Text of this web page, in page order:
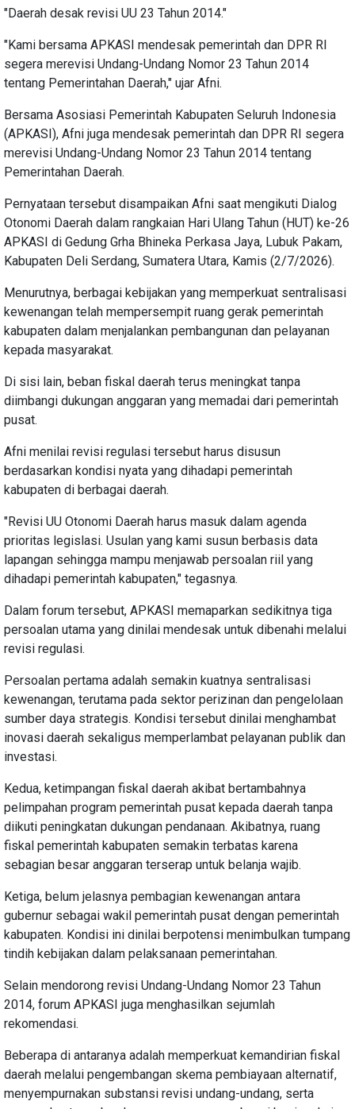
"Daerah desak revisi UU 23 Tahun 2014."
"Kami bersama APKASI mendesak pemerintah dan DPR RI
segera merevisi Undang-Undang Nomor 23 Tahun 2014
tentang Pemerintahan Daerah," ujar Afni.
Bersama Asosiasi Pemerintah Kabupaten Seluruh Indonesia
(APKASI), Afni juga mendesak pemerintah dan DPR RI segera
merevisi Undang-Undang Nomor 23 Tahun 2014 tentang
Pemerintahan Daerah.
Pernyataan tersebut disampaikan Afni saat mengikuti Dialog
Otonomi Daerah dalam rangkaian Hari Ulang Tahun (HUT) ke-26
APKASI di Gedung Grha Bhineka Perkasa Jaya, Lubuk Pakam,
Kabupaten Deli Serdang, Sumatera Utara, Kamis (2/7/2026).
Menurutnya, berbagai kebijakan yang memperkuat sentralisasi
kewenangan telah mempersempit ruang gerak pemerintah
kabupaten dalam menjalankan pembangunan dan pelayanan
kepada masyarakat.
Di sisi lain, beban fiskal daerah terus meningkat tanpa
diimbangi dukungan anggaran yang memadai dari pemerintah
pusat.
Afni menilai revisi regulasi tersebut harus disusun
berdasarkan kondisi nyata yang dihadapi pemerintah
kabupaten di berbagai daerah.
"Revisi UU Otonomi Daerah harus masuk dalam agenda
prioritas legislasi. Usulan yang kami susun berbasis data
lapangan sehingga mampu menjawab persoalan riil yang
dihadapi pemerintah kabupaten," tegasnya.
Dalam forum tersebut, APKASI memaparkan sedikitnya tiga
persoalan utama yang dinilai mendesak untuk dibenahi melalui
revisi regulasi.
Persoalan pertama adalah semakin kuatnya sentralisasi
kewenangan, terutama pada sektor perizinan dan pengelolaan
sumber daya strategis. Kondisi tersebut dinilai menghambat
inovasi daerah sekaligus memperlambat pelayanan publik dan
investasi.
Kedua, ketimpangan fiskal daerah akibat bertambahnya
pelimpahan program pemerintah pusat kepada daerah tanpa
diikuti peningkatan dukungan pendanaan. Akibatnya, ruang
fiskal pemerintah kabupaten semakin terbatas karena
sebagian besar anggaran terserap untuk belanja wajib.
Ketiga, belum jelasnya pembagian kewenangan antara
gubernur sebagai wakil pemerintah pusat dengan pemerintah
kabupaten. Kondisi ini dinilai berpotensi menimbulkan tumpang
tindih kebijakan dalam pelaksanaan pemerintahan.
Selain mendorong revisi Undang-Undang Nomor 23 Tahun
2014, forum APKASI juga menghasilkan sejumlah
rekomendasi.
Beberapa di antaranya adalah memperkuat kemandirian fiskal
daerah melalui pengembangan skema pembiayaan alternatif,
menyempurnakan substansi revisi undang-undang, serta